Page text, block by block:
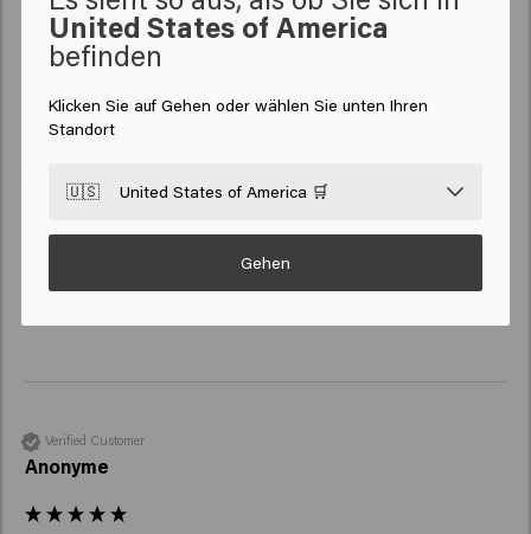
4.3
Reviewer didn't leave any comments
Verified Customer
Anonyme
New content loaded
United States of America
befinden
Klicken Sie auf Gehen oder wählen Sie unten Ihren
Standort
🇺🇸 United States of America 🛒
Gehen